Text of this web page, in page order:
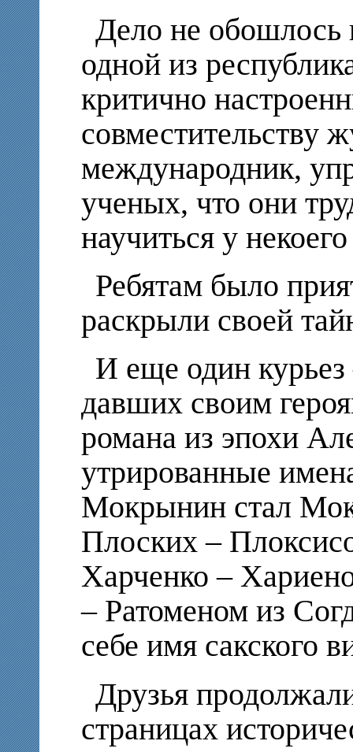
Дело не обошлось
одной из
критично
совместительству
международник,
ученых, что они
научиться у
Ребятам было
раскрыли своей
И еще один курьез
давших своим
романа из эпохи
утрированные
Мокрынин стал
Плоских –
Харченко –
– Ратоменом из
себе имя сакского
Друзья
страницах